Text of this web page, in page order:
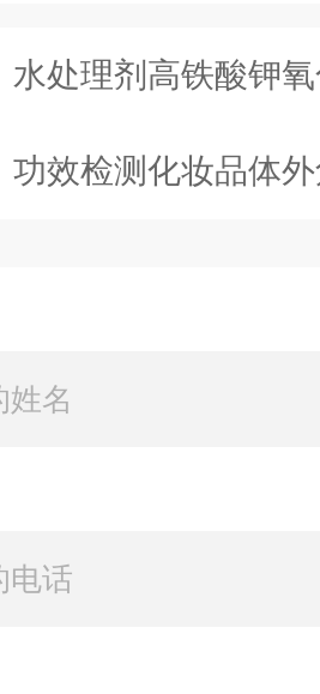
水处理剂高铁酸钾
功效检测化妆品体